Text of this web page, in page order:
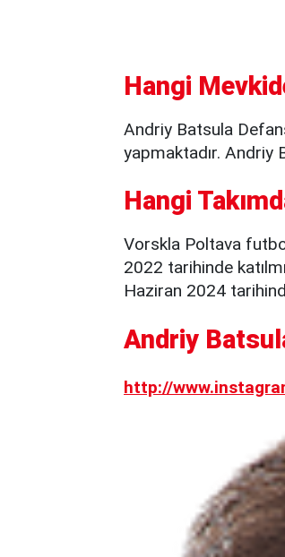
Hangi
Andriy Batsula
yapmaktadır. Andriy
Hangi
Vorskla Poltava
2022 tarihinde
Haziran 2024
Andriy
http://